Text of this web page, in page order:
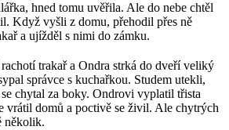
hned tomu uvěřila. Ale do nebe chtěl
Když vyšli z domu, přehodil přes ně
a ujížděl s nimi do zámku.
trakař a Ondra strká do dveří veliký
správce s kuchařkou. Studem utekli,
se chytal za boky. Ondrovi vyplatil třista
vrátil domů a poctivě se živil. Ale chytrých
několik.